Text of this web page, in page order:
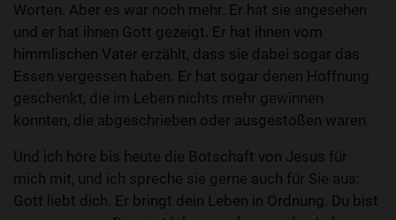
Worten. Aber es war noch mehr. Er hat sie angesehen
und er hat ihnen Gott gezeigt. Er hat ihnen vom
himmlischen Vater erzählt, dass sie dabei sogar das
Essen vergessen haben. Er hat sogar denen Hoffnung
geschenkt, die im Leben nichts mehr gewinnen
konnten, die abgeschrieben oder ausgestoßen waren.
Und ich höre bis heute die Botschaft von Jesus für
mich mit, und ich spreche sie gerne auch für Sie aus:
Gott liebt dich. Er bringt dein Leben in Ordnung. Du bist